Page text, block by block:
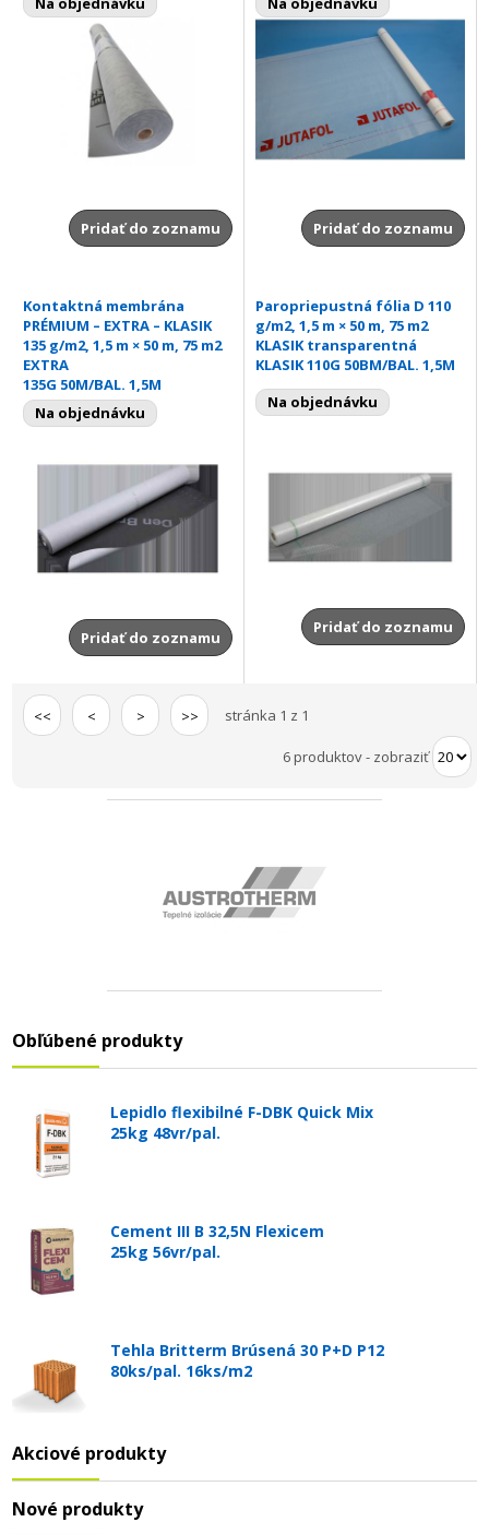
Pridať do zoznamu Pridať do zoznamu
Kontaktná membrána
PRÉMIUM – EXTRA – KLASIK
135 g/m2, 1,5 m × 50 m, 75 m2
EXTRA
135G 50M/BAL. 1,5M
Na objednávku
Pridať do zoznamu
Paropriepustná fólia D 110
g/m2, 1,5 m × 50 m, 75 m2
KLASIK transparentná
KLASIK 110G 50BM/BAL. 1,5M
Na objednávku
Pridať do zoznamu
<< < > >> stránka 1 z 1
6 produktov- zobraziť
Obľúbené produkty
Lepidlo flexibilné F-DBK Quick Mix
25kg 48vr/pal.
Cement III B 32,5N Flexicem
25kg 56vr/pal.
Tehla Britterm Brúsená 30 P+D P12
80ks/pal. 16ks/m2
Akciové produkty
Nové produkty